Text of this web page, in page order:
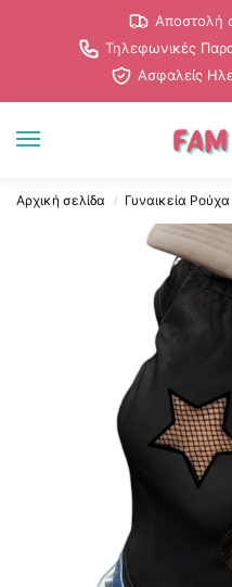
Αποστολή
Τηλεφωνικές
Ασφαλείς
Αρχική σελίδα / Γυναικεία Ρούχα